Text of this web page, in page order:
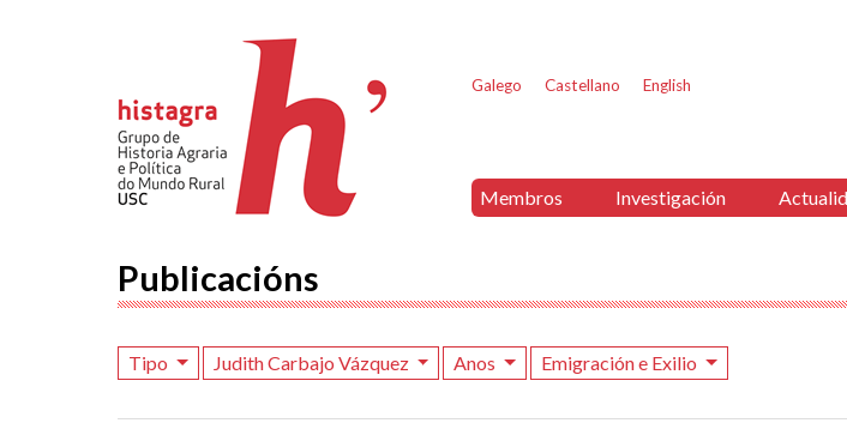
Galego Castellano English
Membros Investigación
Publicacións
Tipo Judith Carbajo Vázquez Anos Emigración e Exilio